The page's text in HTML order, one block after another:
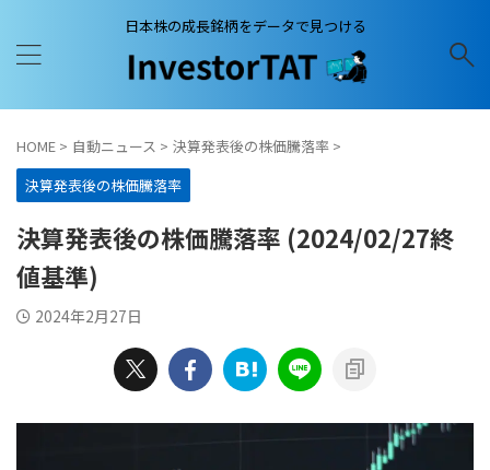
日本株の成長銘柄をデータで見つける
HOME > 自動ニュース > 決算発表後の株価騰落率 >
決算発表後の株価騰落率
決算発表後の株価騰落率 (2024/02/27終
値基準)
2024年2月27日